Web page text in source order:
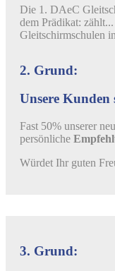
Die 1. DAeC
dem Prädikat:
Gleitschirmschulen
2. Grund:
Unsere
Fast 50% unserer
persönliche
Würdet Ihr guten
3. Grund: